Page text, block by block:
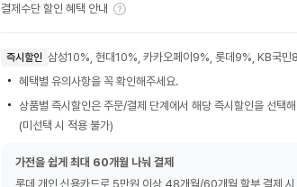
결제수단 할인 혜택 안내
즉시할인 삼성10%, 현대10%, 카카오페이9%, 롯데9%, KB국
혜택별 유의사항을 꼭 확인해주세요.
상품별 즉시할인은 주문/결제 단계에서 해당 즉시할인을 선택
(미선택 시 적용 불가)
가전을 쉽게 최대 60개월 나눠 결제
롯데 개인 신용카드로 5만원 이상 48개월/60개월 할부 결제